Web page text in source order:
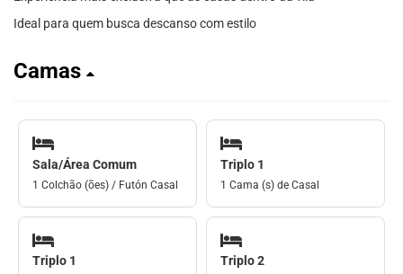
Ideal para quem busca descanso com estilo
Camas
Sala/Área Comum
1 Colchão (ões) / Futón Casal
Triplo 1
1 Cama (s) de Casal
Triplo 1 Triplo 2